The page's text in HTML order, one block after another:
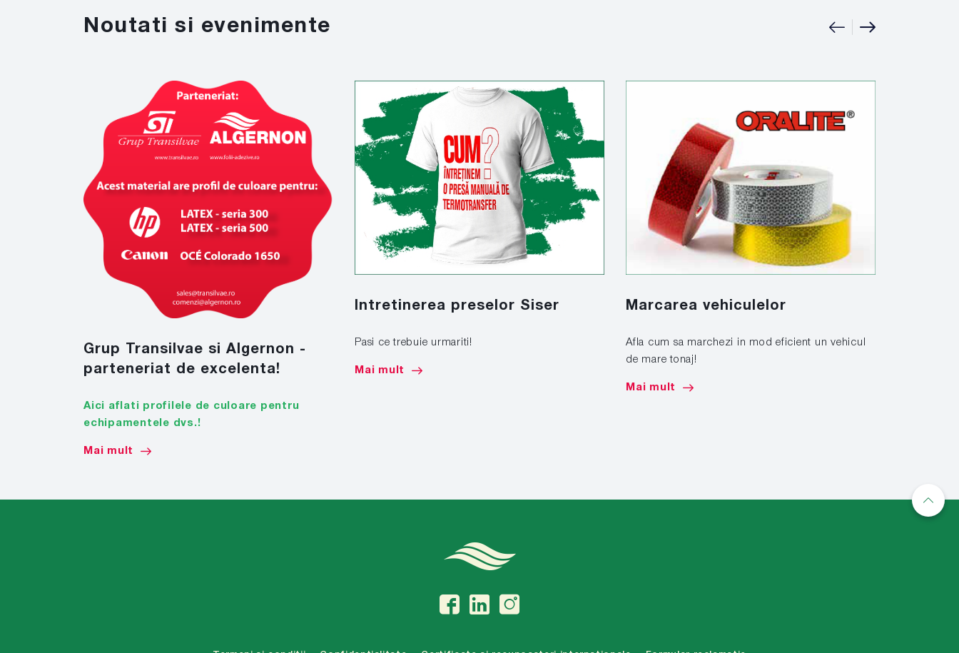
Noutati si evenimente
Grup Transilvae si Algernon -
parteneriat de excelenta!
Aici aflati profilele de culoare pentru
echipamentele dvs.!
Mai mult
Intretinerea preselor Siser
Pasi ce trebuie urmariti!
Mai mult
Marcarea vehiculelor
Afla cum sa marchezi in mod eficient un vehicul
de mare tonaj!
Mai mult